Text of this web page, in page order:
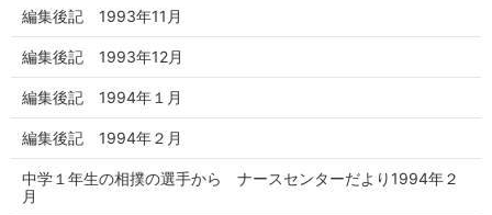
編集後記 1993年11月
編集後記 1993年12月
編集後記 1994年１月
編集後記 1994年２月
中学１年生の相撲の選手から ナースセンターだより1994年２
月